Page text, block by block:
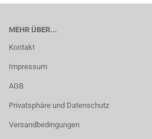
MEHR ÜBER...
Kontakt
Impressum
AGB
Privatsphäre und Datenschutz
Versandbedingungen